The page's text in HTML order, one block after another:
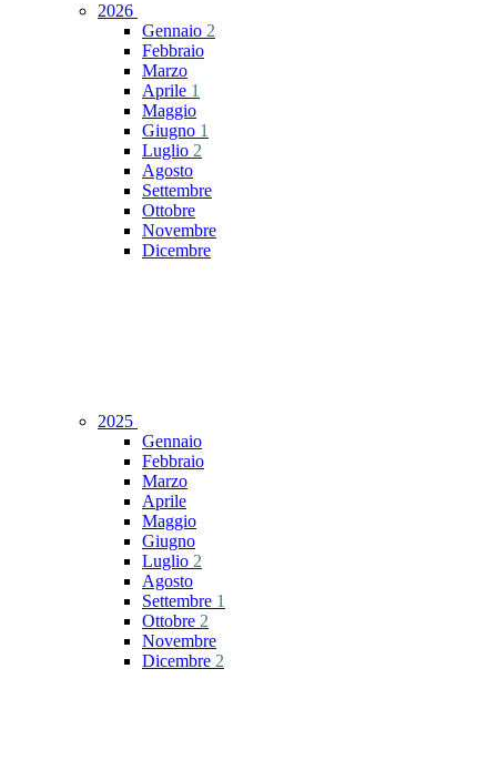
2026
Gennaio 2
Febbraio
Marzo
Aprile 1
Maggio
Giugno 1
Luglio 2
Agosto
Settembre
Ottobre
Novembre
Dicembre
2025
Gennaio
Febbraio
Marzo
Aprile
Maggio
Giugno
Luglio 2
Agosto
Settembre 1
Ottobre 2
Novembre
Dicembre 2